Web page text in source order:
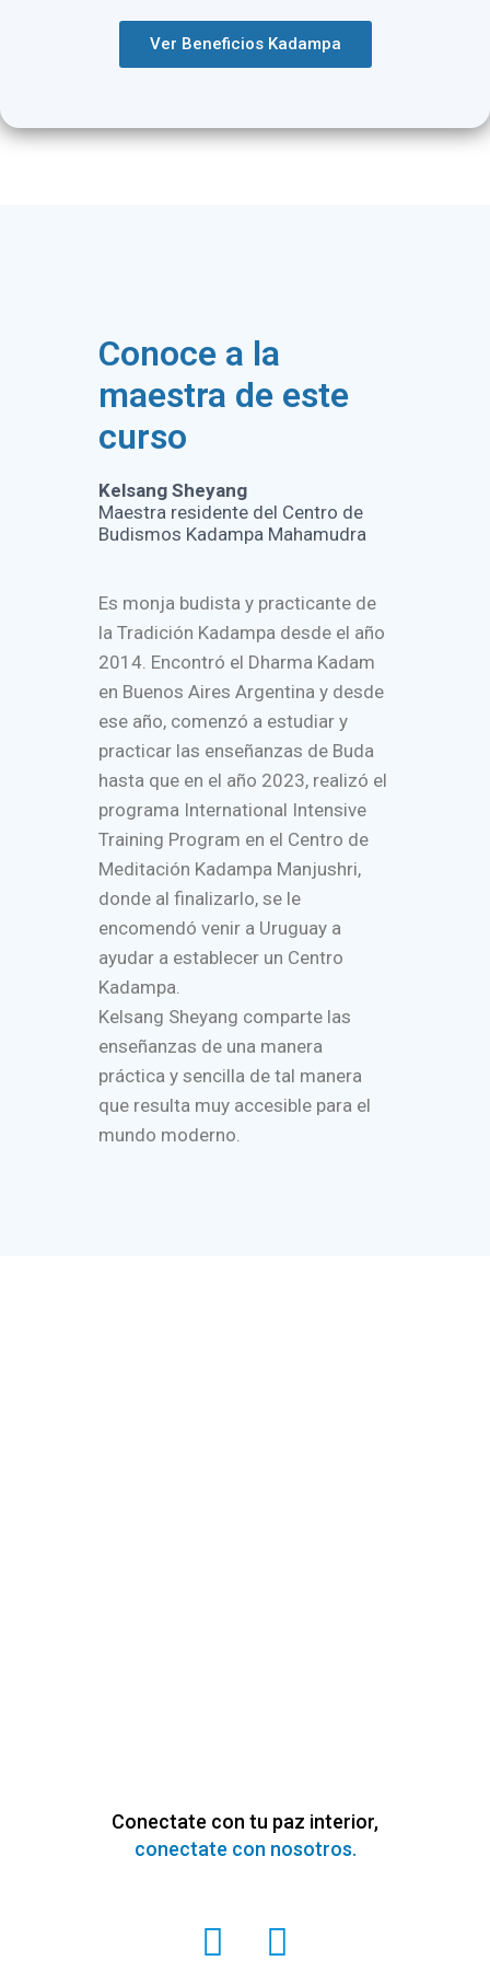
Ver Beneficios Kadampa
Conoce a la
maestra de este
curso
Kelsang Sheyang
Maestra residente del Centro de
Budismos Kadampa Mahamudra
Es monja budista y practicante de
la Tradición Kadampa desde el año
2014. Encontró el Dharma Kadam
en Buenos Aires Argentina y desde
ese año, comenzó a estudiar y
practicar las enseñanzas de Buda
hasta que en el año 2023, realizó el
programa International Intensive
Training Program en el Centro de
Meditación Kadampa Manjushri,
donde al finalizarlo, se le
encomendó venir a Uruguay a
ayudar a establecer un Centro
Kadampa.
Kelsang Sheyang comparte las
enseñanzas de una manera
práctica y sencilla de tal manera
que resulta muy accesible para el
mundo moderno.
Conectate con tu paz interior,
conectate con nosotros.
I
F